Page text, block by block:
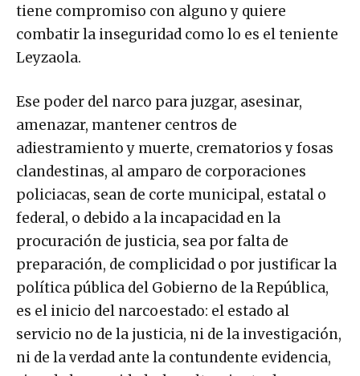
tiene compromiso con alguno y quiere
combatir la inseguridad como lo es el teniente
Leyzaola.
Ese poder del narco para juzgar, asesinar,
amenazar, mantener centros de
adiestramiento y muerte, crematorios y fosas
clandestinas, al amparo de corporaciones
policiacas, sean de corte municipal, estatal o
federal, o debido a la incapacidad en la
procuración de justicia, sea por falta de
preparación, de complicidad o por justificar la
política pública del Gobierno de la República,
es el inicio del narcoestado: el estado al
servicio no de la justicia, ni de la investigación,
ni de la verdad ante la contundente evidencia,